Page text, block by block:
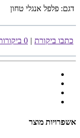
דגם: פלפל אנגלי טחון
כתבו ביקורת | 0 ביקורות
אשפרויות מוצר